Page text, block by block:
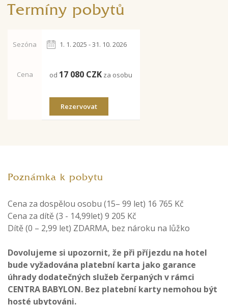
Termíny pobytů
Sezóna
Cena
1. 1. 2025 - 31. 10. 2026
od 17 080 CZK za osobu
Rezervovat
Poznámka k pobytu
Cena za dospělou osobu (15– 99 let) 16 765 Kč
Cena za dítě (3 - 14,99let) 9 205 Kč
Dítě (0 – 2,99 let) ZDARMA, bez nároku na lůžko
Dovolujeme si upozornit, že při příjezdu na hotel
bude vyžadována platební karta jako garance
úhrady dodatečných služeb čerpaných v rámci
CENTRA BABYLON. Bez platební karty nemohou být
hosté ubytováni.